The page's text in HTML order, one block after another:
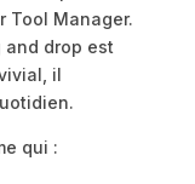
Tool Manager.
and drop est
il
qui :